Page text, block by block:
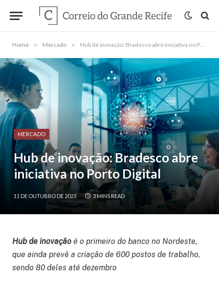
Home » Mercado » Hub de inovação: Bradesco abre iniciativa no Porto Digital
MERCADO
Hub de inovação: Bradesco abre
iniciativa no Porto Digital
11 DE OUTUBRO DE 2023 3 MINS READ
Hub de inovação é o primeiro do banco no Nordeste,
que ainda prevê a criação de 600 postos de trabalho,
sendo 80 deles até dezembro